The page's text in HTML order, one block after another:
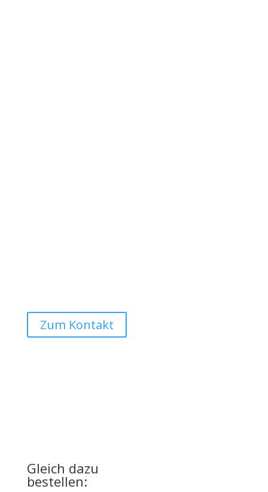
Zum Kontakt
Gleich dazu
bestellen: